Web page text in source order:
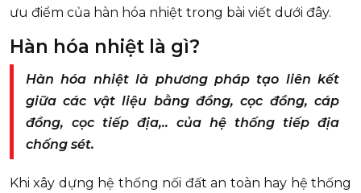
ưu điểm của hàn hóa nhiệt trong bài viết dưới đây.
Hàn hóa nhiệt là gì?
Hàn hóa nhiệt là phương pháp tạo liên kết
giữa các vật liệu bằng đồng, cọc đồng, cáp
đồng, cọc tiếp địa,.. của hệ thống tiếp địa
chống sét.
Khi xây dựng hệ thống nối đất an toàn hay hệ thống